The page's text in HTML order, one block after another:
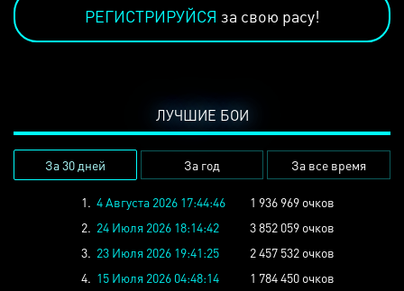
РЕГИСТРИРУЙСЯ за свою расу!
ЛУЧШИЕ БОИ
За 30 дней За год За все время
1. 4 Августа 2026 17:44:46
1 936 969 очков
2. 24 Июля 2026 18:14:42
3 852 059 очков
3. 23 Июля 2026 19:41:25
2 457 532 очков
4. 15 Июля 2026 04:48:14
1 784 450 очков